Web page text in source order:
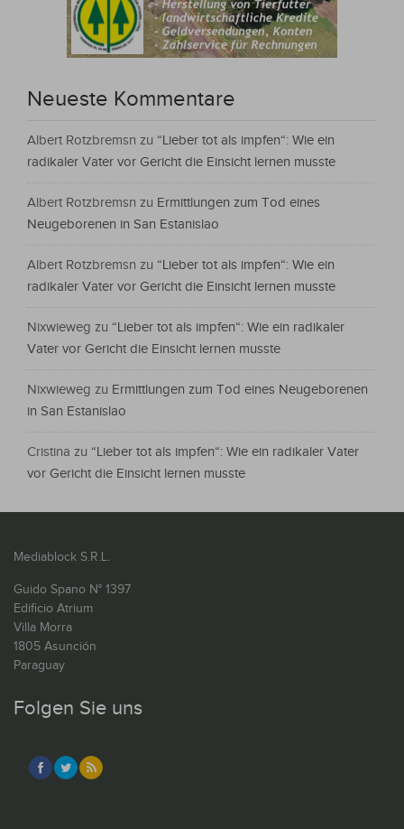
Neueste Kommentare
Albert Rotzbremsn zu “Lieber tot als impfen“: Wie ein
radikaler Vater vor Gericht die Einsicht lernen musste
Albert Rotzbremsn zu Ermittlungen zum Tod eines
Neugeborenen in San Estanislao
Albert Rotzbremsn zu “Lieber tot als impfen“: Wie ein
radikaler Vater vor Gericht die Einsicht lernen musste
Nixwieweg zu “Lieber tot als impfen“: Wie ein radikaler
Vater vor Gericht die Einsicht lernen musste
Nixwieweg zu Ermittlungen zum Tod eines Neugeborenen
in San Estanislao
Cristina zu “Lieber tot als impfen“: Wie ein radikaler Vater
vor Gericht die Einsicht lernen musste
Mediablock S.R.L.
Guido Spano N° 1397
Edificio Atrium
Villa Morra
1805 Asunción
Paraguay
Folgen Sie uns